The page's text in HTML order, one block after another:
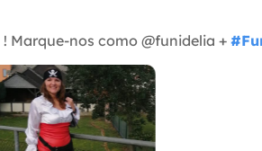
! Marque-nos como @funidelia +